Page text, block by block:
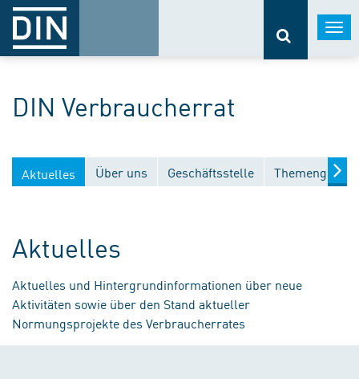
DIN Verbraucherrat
Aktuelles Über uns Geschäftsstelle
Aktuelles
Aktuelles und Hintergrundinformationen über neue
Aktivitäten sowie über den Stand aktueller
Normungsprojekte des Verbraucherrates